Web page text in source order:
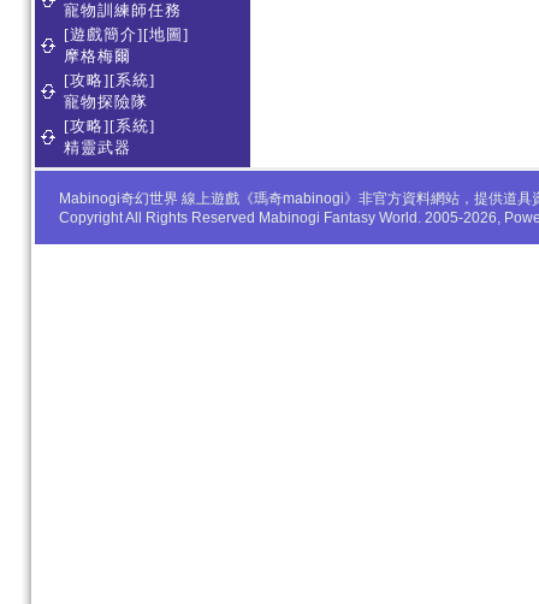
寵物訓練師任務
[遊戲簡介][地圖]
摩格梅爾
[攻略][系統]
寵物探險隊
[攻略][系統]
精靈武器
Mabinogi奇幻世界 線上遊戲《瑪奇mabinogi》非官方資料網站，提供道
Copyright All Rights Reserved Mabinogi Fantasy World. 2005-2026,